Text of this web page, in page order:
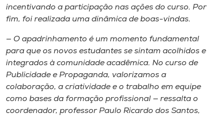
A+
A-
incentivando a participação nas ações do curso. Por
fim, foi realizada uma dinâmica de boas-vindas.
— O apadrinhamento é um momento fundamental
para que os novos estudantes se sintam acolhidos e
integrados à comunidade acadêmica. No curso de
Publicidade e Propaganda, valorizamos a
colaboração, a criatividade e o trabalho em equipe
como bases da formação profissional — ressalta o
coordenador, professor Paulo Ricardo dos Santos,